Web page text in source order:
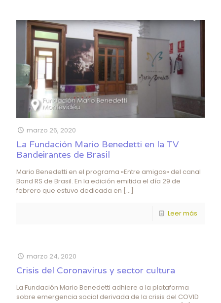
marzo 26, 2020
La Fundación Mario Benedetti en la TV
Bandeirantes de Brasil
Mario Benedetti en el programa «Entre amigos» del canal
Band RS de Brasil. En la edición emitida el día 29 de
febrero que estuvo dedicada en […]
Leer más
marzo 24, 2020
Crisis del Coronavirus y sector cultura
La Fundación Mario Benedetti adhiere a la plataforma
sobre emergencia social derivada de la crisis del COVID